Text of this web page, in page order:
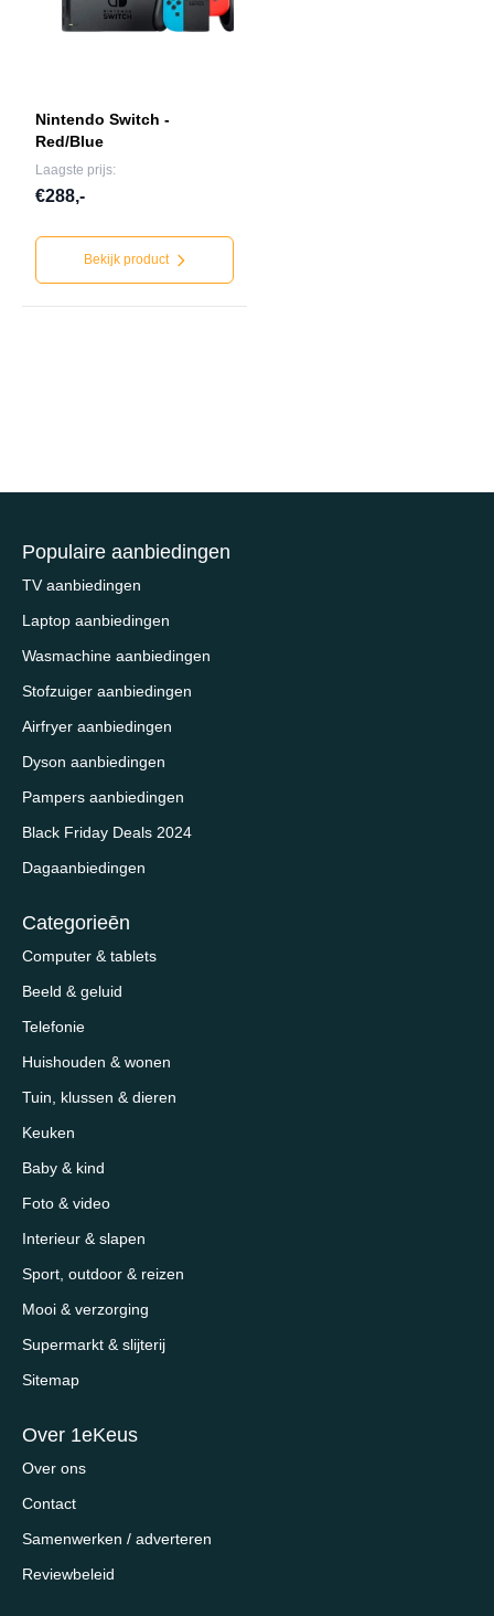
Nintendo Switch -
Red/Blue
Laagste prijs:
€288,-
Bekijk product
Populaire aanbiedingen
TV aanbiedingen
Laptop aanbiedingen
Wasmachine aanbiedingen
Stofzuiger aanbiedingen
Airfryer aanbiedingen
Dyson aanbiedingen
Pampers aanbiedingen
Black Friday Deals 2024
Dagaanbiedingen
Categorieēn
Computer & tablets
Beeld & geluid
Telefonie
Huishouden & wonen
Tuin, klussen & dieren
Keuken
Baby & kind
Foto & video
Interieur & slapen
Sport, outdoor & reizen
Mooi & verzorging
Supermarkt & slijterij
Sitemap
Over 1eKeus
Over ons
Contact
Samenwerken / adverteren
Reviewbeleid